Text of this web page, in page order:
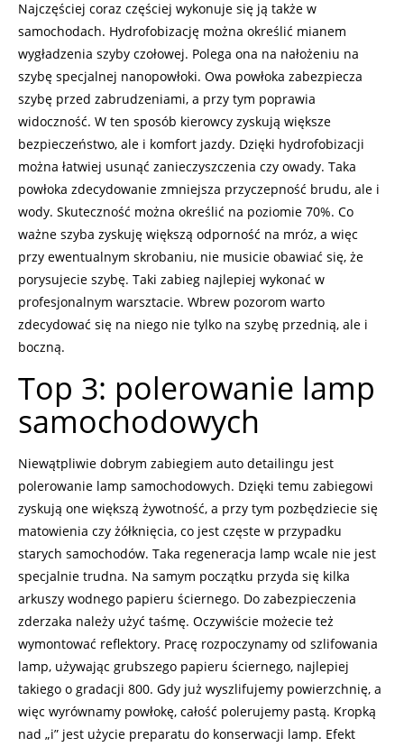
Najczęściej coraz częściej wykonuje się ją także w
samochodach. Hydrofobizację można określić mianem
wygładzenia szyby czołowej. Polega ona na nałożeniu na
szybę specjalnej nanopowłoki. Owa powłoka zabezpiecza
szybę przed zabrudzeniami, a przy tym poprawia
widoczność. W ten sposób kierowcy zyskują większe
bezpieczeństwo, ale i komfort jazdy. Dzięki hydrofobizacji
można łatwiej usunąć zanieczyszczenia czy owady. Taka
powłoka zdecydowanie zmniejsza przyczepność brudu, ale i
wody. Skuteczność można określić na poziomie 70%. Co
ważne szyba zyskuję większą odporność na mróz, a więc
przy ewentualnym skrobaniu, nie musicie obawiać się, że
porysujecie szybę. Taki zabieg najlepiej wykonać w
profesjonalnym warsztacie. Wbrew pozorom warto
zdecydować się na niego nie tylko na szybę przednią, ale i
boczną.
Top 3: polerowanie lamp
samochodowych
Niewątpliwie dobrym zabiegiem auto detailingu jest
polerowanie lamp samochodowych. Dzięki temu zabiegowi
zyskują one większą żywotność, a przy tym pozbędziecie się
matowienia czy żółknięcia, co jest częste w przypadku
starych samochodów. Taka regeneracja lamp wcale nie jest
specjalnie trudna. Na samym początku przyda się kilka
arkuszy wodnego papieru ściernego. Do zabezpieczenia
zderzaka należy użyć taśmę. Oczywiście możecie też
wymontować reflektory. Pracę rozpoczynamy od szlifowania
lamp, używając grubszego papieru ściernego, najlepiej
takiego o gradacji 800. Gdy już wyszlifujemy powierzchnię, a
więc wyrównamy powłokę, całość polerujemy pastą. Kropką
nad „i” jest użycie preparatu do konserwacji lamp. Efekt